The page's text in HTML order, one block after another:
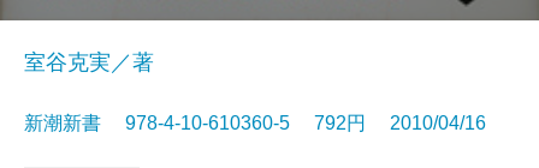
室谷克実／著
新潮新書 978-4-10-610360-5 792円 2010/04/16